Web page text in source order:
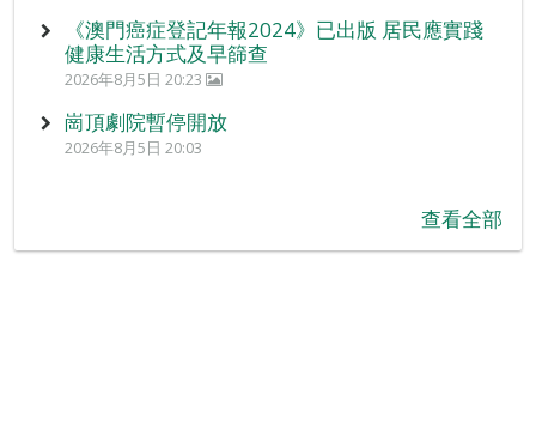
《澳門癌症登記年報2024》已出版 居民應實踐
健康生活方式及早篩查
2026年8月5日 20:23
崗頂劇院暫停開放
2026年8月5日 20:03
查看全部